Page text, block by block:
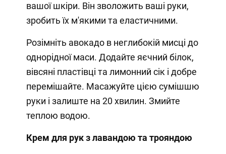
вашої шкіри. Він зволожить ваші руки,
зробить їх м'якими та еластичними.
Розімніть авокадо в неглибокій мисці до
однорідної маси. Додайте яєчний білок,
вівсяні пластівці та лимонний сік і добре
перемішайте. Масажуйте цією сумішшю
руки і залиште на 20 хвилин. Змийте
теплою водою.
Крем для рук з лавандою та трояндою